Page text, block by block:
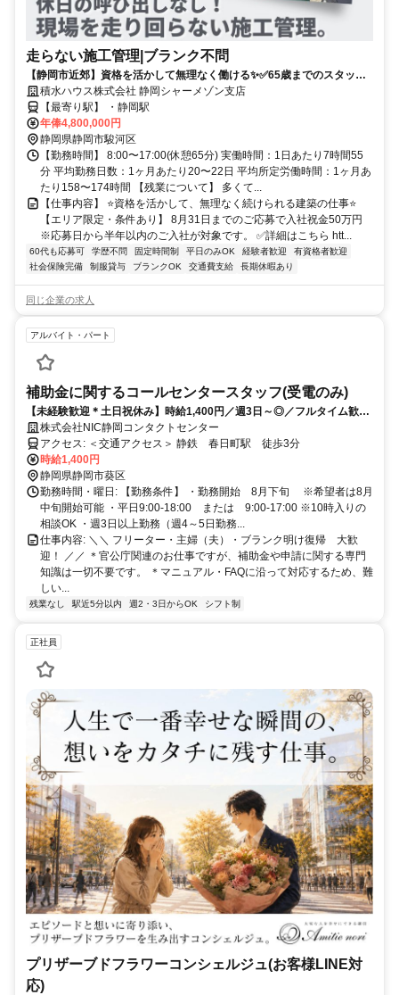
走らない施工管理|ブランク不問
【静岡市近郊】資格を活かして無理なく働ける✨✅65歳までのスタッフ
活躍✅施工図作成なし✅残業月10h・年休129日
積水ハウス株式会社 静岡シャーメゾン支店
【最寄り駅】 ・静岡駅
年俸4,800,000円
静岡県静岡市駿河区
【勤務時間】 8:00〜17:00(休憩65分) 実働時間：1日あたり7時間55
分 平均勤務日数：1ヶ月あたり20〜22日 平均所定労働時間：1ヶ月あ
たり158〜174時間 【残業について】 多くて...
【仕事内容】 ⭐資格を活かして、無理なく続けられる建築の仕事⭐
【エリア限定・条件あり】 8月31日までのご応募で入社祝金50万円
※応募日から半年以内のご入社が対象です。 ✅詳細はこちら htt...
60代も応募可 学歴不問 固定時間制 平日のみOK 経験者歓迎
有資格者歓迎
社会保険完備
制服貸与 ブランクOK 交通費支給 長期休暇あり
同じ企業の求人
アルバイト・パート
補助金に関するコールセンタースタッフ(受電のみ)
【未経験歓迎＊土日祝休み】時給1,400円／週3日～◎／フルタイム歓迎
／残業なし／マニュアル＆研修完備
株式会社NIC静岡コンタクトセンター
アクセス: ＜交通アクセス＞ 静鉄 春日町駅 徒歩3分
時給1,400円
静岡県静岡市葵区
勤務時間・曜日: 【勤務条件】 ・勤務開始 8月下旬 ※希望者は8月
中旬開始可能 ・平日9:00-18:00 または 9:00-17:00 ※10時入りの
相談OK ・週3日以上勤務（週4～5日勤務...
仕事内容: ＼＼ フリーター・主婦（夫）・ブランク明け復帰 大歓
迎！ ／／ ＊官公庁関連のお仕事ですが、補助金や申請に関する専門
知識は一切不要です。 ＊マニュアル・FAQに沿って対応するため、難
しい...
残業なし 駅近5分以内 週2・3日からOK シフト制
正社員
プリザーブドフラワーコンシェルジュ(お客様LINE対
応)